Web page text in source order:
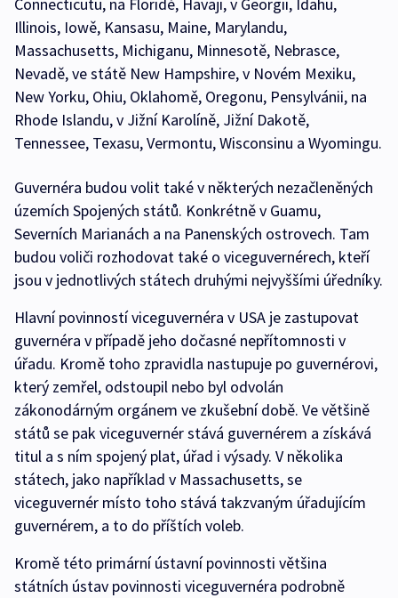
Connecticutu, na Floridě, Havaji, v Georgii, Idahu,
Illinois, Iowě, Kansasu, Maine, Marylandu,
Massachusetts, Michiganu, Minnesotě, Nebrasce,
Nevadě, ve státě New Hampshire, v Novém Mexiku,
New Yorku, Ohiu, Oklahomě, Oregonu, Pensylvánii, na
Rhode Islandu, v Jižní Karolíně, Jižní Dakotě,
Tennessee, Texasu, Vermontu, Wisconsinu a Wyomingu.
Guvernéra budou volit také v některých nezačleněných
územích Spojených států. Konkrétně v Guamu,
Severních Marianách a na Panenských ostrovech. Tam
budou voliči rozhodovat také o viceguvernérech, kteří
jsou v jednotlivých státech druhými nejvyššími úředníky.
Hlavní povinností viceguvernéra v USA je zastupovat
guvernéra v případě jeho dočasné nepřítomnosti v
úřadu. Kromě toho zpravidla nastupuje po guvernérovi,
který zemřel, odstoupil nebo byl odvolán
zákonodárným orgánem ve zkušební době. Ve většině
států se pak viceguvernér stává guvernérem a získává
titul a s ním spojený plat, úřad i výsady. V několika
státech, jako například v Massachusetts, se
viceguvernér místo toho stává takzvaným úřadujícím
guvernérem, a to do příštích voleb.
Kromě této primární ústavní povinnosti většina
státních ústav povinnosti viceguvernéra podrobně